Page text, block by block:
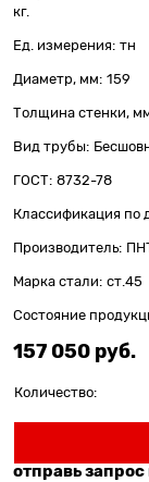
кг.
Ед. измерения: тн
Диаметр, мм: 159
Толщина стенки,
Вид трубы:
ГОСТ: 8732-78
Классификация по
Производитель:
Марка стали: ст.45
Состояние
157 050 руб.
Количество:
отправь запрос